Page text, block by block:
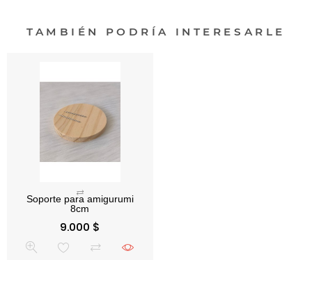
TAMBIÉN PODRÍA INTERESARLE
Precio
9.000 $